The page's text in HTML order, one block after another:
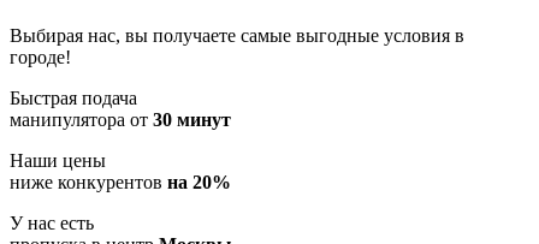
Выбирая нас, вы получаете самые выгодные условия в
городе!
Быстрая подача
манипулятора от 30 минут
Наши цены
ниже конкурентов на 20%
У нас есть